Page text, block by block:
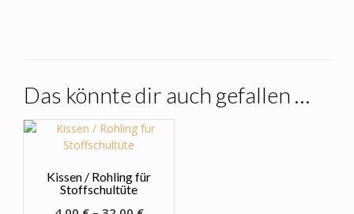
Das könnte dir auch gefallen …
Kissen / Rohling für
Stoffschultüte